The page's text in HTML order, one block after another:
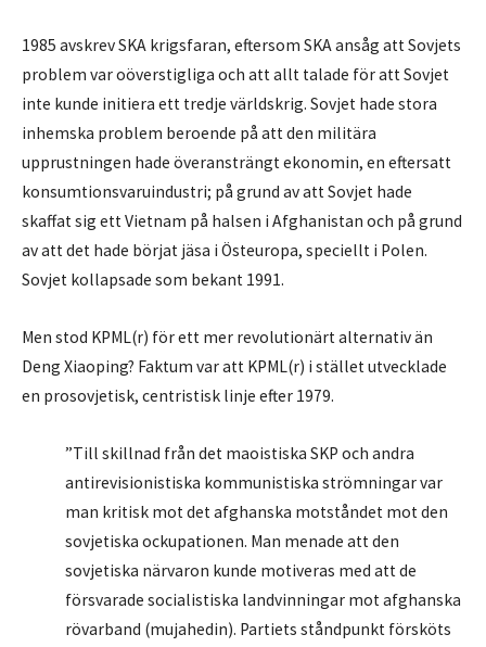
1985 avskrev SKA krigsfaran, eftersom SKA ansåg att Sovjets
problem var oöverstigliga och att allt talade för att Sovjet
inte kunde initiera ett tredje världskrig. Sovjet hade stora
inhemska problem beroende på att den militära
upprustningen hade överansträngt ekonomin, en eftersatt
konsumtionsvaruindustri; på grund av att Sovjet hade
skaffat sig ett Vietnam på halsen i Afghanistan och på grund
av att det hade börjat jäsa i Östeuropa, speciellt i Polen.
Sovjet kollapsade som bekant 1991.
Men stod KPML(r) för ett mer revolutionärt alternativ än
Deng Xiaoping? Faktum var att KPML(r) i stället utvecklade
en prosovjetisk, centristisk linje efter 1979.
”Till skillnad från det maoistiska SKP och andra
antirevisionistiska kommunistiska strömningar var
man kritisk mot det afghanska motståndet mot den
sovjetiska ockupationen. Man menade att den
sovjetiska närvaron kunde motiveras med att de
försvarade socialistiska landvinningar mot afghanska
rövarband (mujahedin). Partiets ståndpunkt försköts